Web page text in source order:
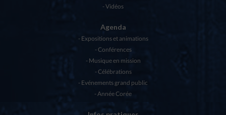
Vidéos
Agenda
Expositions et animations
Conférences
Musique en mission
Célébrations
Evénements grand public
Année Corée